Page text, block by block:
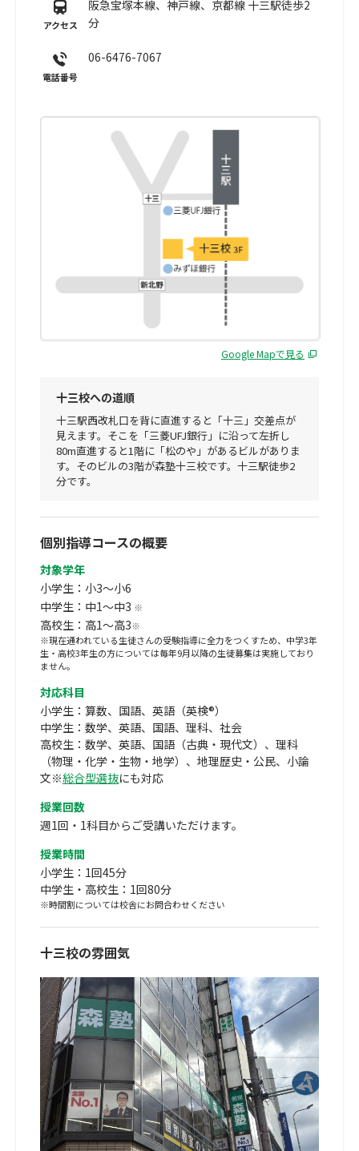
アクセス
阪急宝塚本線、神戸線、京都線 十三駅徒歩2
分
電話番号
06-6476-7067
個別指導コースの概要
対象学年
小学生：小3～小6
中学生：中1～中3 ※
高校生：高1～高3※
※現在通われている生徒さんの受験指導に全力をつくすため、中学3年
生・高校3年生の方については毎年9月以降の生徒募集は実施しており
ません。
対応科目
小学生：算数、国語、英語（英検®）
中学生：数学、英語、国語、理科、社会
高校生：数学、英語、国語（古典・現代文）、理科
（物理・化学・生物・地学）、地理歴史・公民、小論
文※総合型選抜にも対応
授業回数
週1回・1科目からご受講いただけます。
授業時間
小学生：1回45分
中学生・高校生：1回80分
※時間割については校舎にお問合わせください
十三校の雰囲気
Google Mapで見る
十三校への道順
十三駅西改札口を背に直進すると「十三」交差点が
見えます。そこを「三菱UFJ銀行」に沿って左折し
80m直進すると1階に「松のや」があるビルがありま
す。そのビルの3階が森塾十三校です。十三駅徒歩2
分です。